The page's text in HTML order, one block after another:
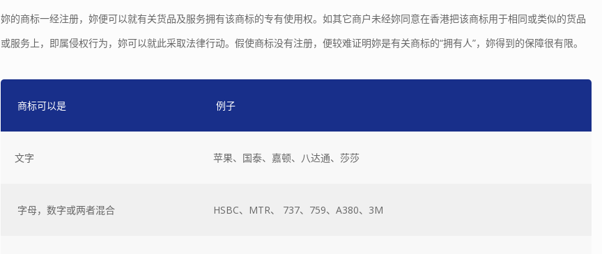
妳的商标一经注册，妳便可以就有关货品及服务拥有该商标的专有使用权。如其它商户未经妳同意在香港把该商标用于相同或类似的货品
或服务上，即属侵权行为，妳可以就此采取法律行动。假使商标没有注册，便较难证明妳是有关商标的“拥有人”，妳得到的保障很有限。
商标可以是 例子
文字 苹果、国泰、嘉顿、八达通、莎莎
字母，数字或两者混合 HSBC、MTR、 737、759、A380、3M